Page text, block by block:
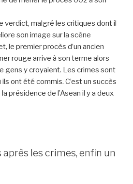
verdict, malgré les critiques dont il
son image sur la scène
le premier procès d’un ancien
rouge arrive à son terme alors
gens y croyaient. Les crimes sont
ont été commis. C’est un succès
présidence de l’Asean il y a deux
les crimes, enfin un